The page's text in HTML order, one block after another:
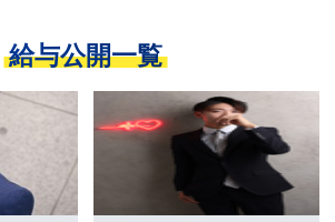
給与公開一覧